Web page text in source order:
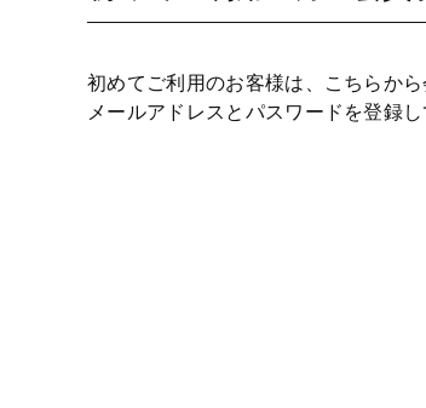
初めてご利用のお客様は、こちらか
メールアドレスとパスワードを登録